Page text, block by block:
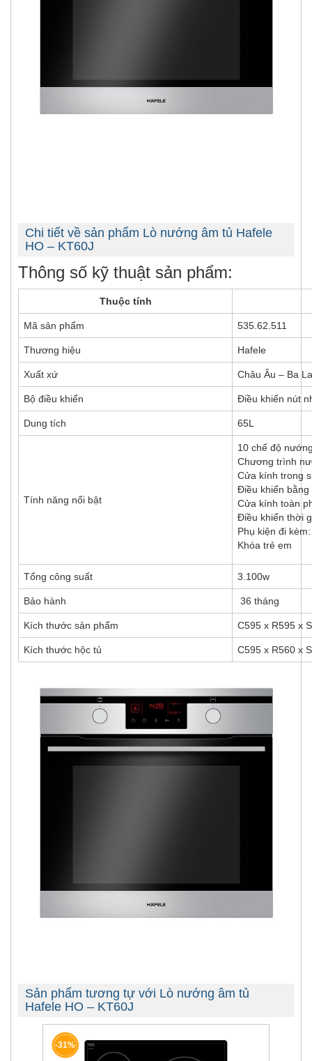
Chi tiết về sản phẩm Lò nướng âm tủ Hafele
HO – KT60J
Thông số kỹ thuật sản phẩm:
Thuộc tính
Mã sản phẩm 535.62.511
Thương hiệu Hafele
Xuất xứ Châu Âu – Ba
Bộ điều khiển Điều khiển nút
Dung tích 65L
Tính năng nổi bật
10 chế độ
Chương trình
Cửa kính trong
Điều khiển
Cửa kính toàn
Điều khiển thời
Phụ kiện đi
Khóa trẻ em
Tổng công suất 3.100w
Bảo hành 36 tháng
Kích thước sản phẩm C595 x R595 x
Kích thước hộc tủ C595 x R560 x
Sản phẩm tương tự với Lò nướng âm tủ
Hafele HO – KT60J
-31%